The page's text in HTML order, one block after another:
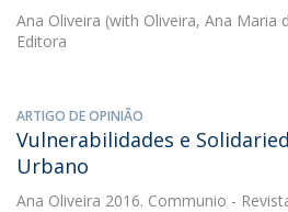
Ana Oliveira (with Oliveira, Ana Maria
Editora
ARTIGO DE OPINIÃO
Vulnerabilidades e
Urbano
Ana Oliveira 2016. Communio -